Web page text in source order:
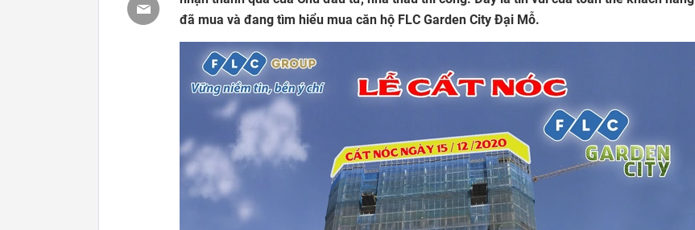
đã mua và đang tìm hiểu mua căn hộ FLC Garden City Đại Mỗ.